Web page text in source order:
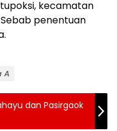
kecamatan
penentuan
A
dan Pasirgaok